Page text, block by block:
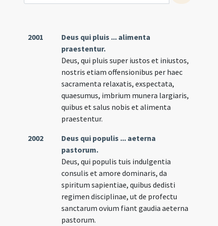
2001
Deus qui pluis ... alimenta
praestentur.
Deus, qui pluis super iustos et iniustos,
nostris etiam offensionibus per haec
sacramenta relaxatis, exspectata,
quaesumus, imbrium munera largiaris,
quibus et salus nobis et alimenta
praestentur.
2002
Deus qui populis ... aeterna
pastorum.
Deus, qui populis tuis indulgentia
consulis et amore dominaris, da
spiritum sapientiae, quibus dedisti
regimen disciplinae, ut de profectu
sanctarum ovium fiant gaudia aeterna
pastorum.